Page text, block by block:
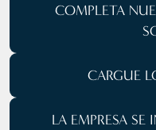
COMPLETA
CARGUE
LA EMPRESA SE